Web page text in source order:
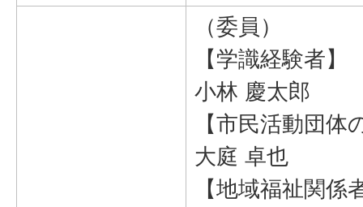
（委員）
【学識経験者】
小林 慶太郎
【市民活動団体
大庭 卓也
【地域福祉関